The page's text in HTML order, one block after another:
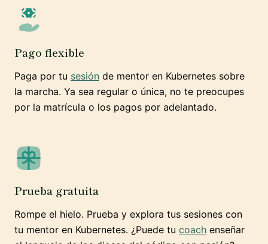
Pago flexible
Paga por tu sesión de mentor en Kubernetes sobre
la marcha. Ya sea regular o única, no te preocupes
por la matrícula o los pagos por adelantado.
Prueba gratuita
Rompe el hielo. Prueba y explora tus sesiones con
tu mentor en Kubernetes. ¿Puede tu coach enseñar